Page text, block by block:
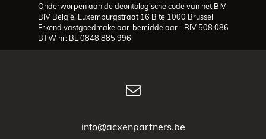
Onderworpen aan de deontologische code van het BIV
BIV België, Luxemburgstraat 16 B te 1000 Brussel
Erkend vastgoedmakelaar-bemiddelaar - BIV 508 086
BTW nr: BE 0848 885 996
info@acxenpartners.be